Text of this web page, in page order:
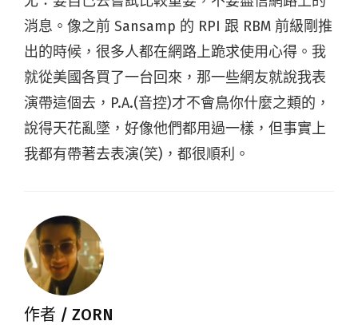
消息。像之前 Sansamp 的 RPI 跟 RBM 前級剛推
出的時候，很多人都在網路上跪求使用心得。我
就從美國各買了一台回來，那一些網友就說我表
演帶這個去，P.A.(音控)才不會鳥你什麼之類的，
說得天花亂墜，好像他們都用過一樣，但事實上
我都有帶著去表演(笑)，都很順利。
作者 / ZORN